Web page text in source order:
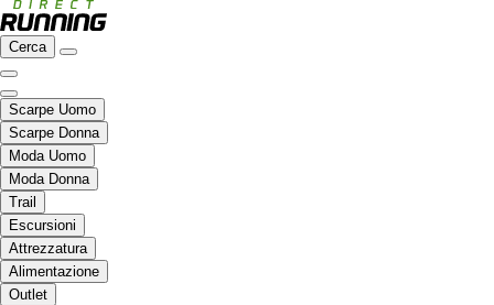
Cerca
Scarpe Uomo
Scarpe Donna
Moda Uomo
Moda Donna
Trail
Escursioni
Attrezzatura
Alimentazione
Outlet